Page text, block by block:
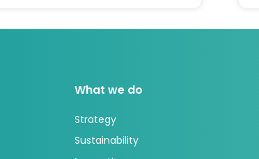
What we do
Strategy
Sustainability